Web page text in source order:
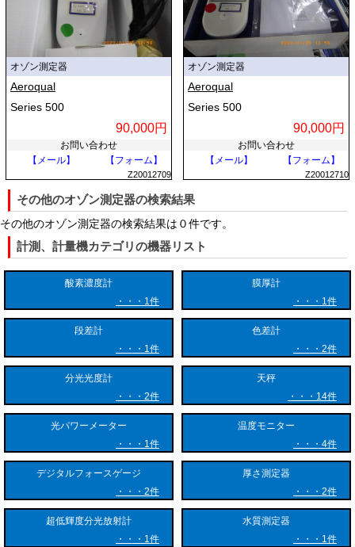
こす還元反応によって生じる微小な電流値を測定する仕組みです。小型
で消費電力が少なく、作業環境の漏洩検知に適しています。半導体式
は、金属酸化物半導体の表面にオゾンが吸着した際の電気抵抗の変化を
検出する方式で、低価格かつ高感度な測定が可能です。そのほか、簡易
的な測定には、呈色反応を利用した検知管式なども用いられます。
■オゾン測定器の主な特徴
産業機械としてのオゾン測定器には、過酷な使用環境や多様な運用形態
に対応するためのさまざまな特徴を備えています。
第一に、幅広い測定レンジと高い分解能です。作業者の安全を確保する
ための環境測定ではppb（10億分の1）レベルの超微量な濃度変化を捕
らえる必要があります。一方で、殺菌や洗浄工程では高濃度のオゾンガ
スやオゾン水を扱うため、数百ppmや数百g/m3といった高濃度に対応
しなければなりません。オゾン測定器は目的に合わせ、極小値から高濃
度まで正確に測定できる設計が施されています。
第二に、リアルタイムなモニタリングと高速な応答性能です。オゾンは
は数秒単位でのリアルタイム計測に対応しており、異常な濃度上昇や低
下を瞬時に検知することができます。
第三に、安全管理システムや制御装置との優れた連動性です。多くの定
置型オゾン測定器は、警報出力やアナログ信号出力、各種通信ポートを
備えています。規定値を超えた際にオゾン発生装置を自動停止させた
り、換気設備を起動させたりするような、工場全体の安全対策システム
との統合が容易に行えます。
さらに、オゾン特有の強い腐食性に耐えるため、ガスが接触する配管や
センサー部にはフッ素樹脂や石英ガラスなどの耐オゾン性素材が使用さ
れている点も大きな特徴です。
オゾン測定器
Aeroqual
Series 500
90,000円
お問い合わせ
【メール】
【フォーム】
Z20012709
オゾン測定器
Aeroqual
Series 500
90,000円
お問い合わせ
【メール】
【フォーム】
Z20012710
その他のオゾン測定器の検索結果
その他のオゾン測定器の検索結果は０件です。
計測、計量機カテゴリの機器リスト
酸素濃度計
1件
膜厚計
1件
段差計
1件
色差計
2件
分光光度計
2件
天秤
14件
光パワーメーター
1件
温度モニター
4件
デジタルフォースゲージ
2件
厚さ測定器
2件
超低輝度分光放射計
1件
水質測定器
1件